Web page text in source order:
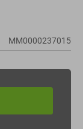
MM0000237015